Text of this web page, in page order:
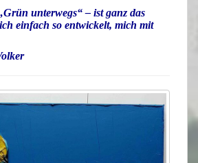
unterwegs“ – ist ganz das
einfach so entwickelt, mich mit